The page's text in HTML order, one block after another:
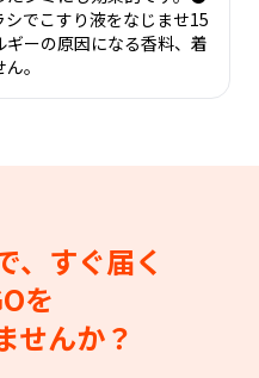
でこすり液をなじませ15
ーの原因になる香料、着
。
、すぐ届く
を
せんか？